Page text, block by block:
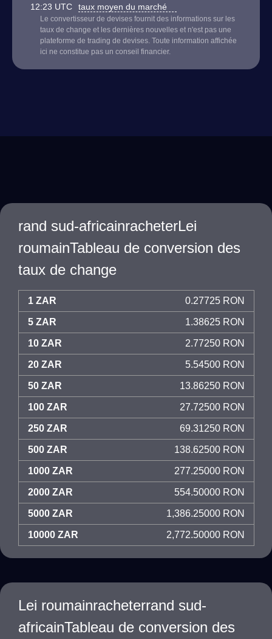
12:23 UTC taux moyen du marché
Le convertisseur de devises fournit des informations sur les
taux de change et les dernières nouvelles et n'est pas une
plateforme de trading de devises. Toute information affichée
ici ne constitue pas un conseil financier.
rand sud-africainracheterLei
roumainTableau de conversion des
taux de change
1 ZAR 0.27725 RON
5 ZAR 1.38625 RON
10 ZAR 2.77250 RON
20 ZAR 5.54500 RON
50 ZAR 13.86250 RON
100 ZAR 27.72500 RON
250 ZAR 69.31250 RON
500 ZAR 138.62500 RON
1000 ZAR 277.25000 RON
2000 ZAR 554.50000 RON
5000 ZAR 1,386.25000 RON
10000 ZAR 2,772.50000 RON
Lei roumainracheterrand sud-
africainTableau de conversion des